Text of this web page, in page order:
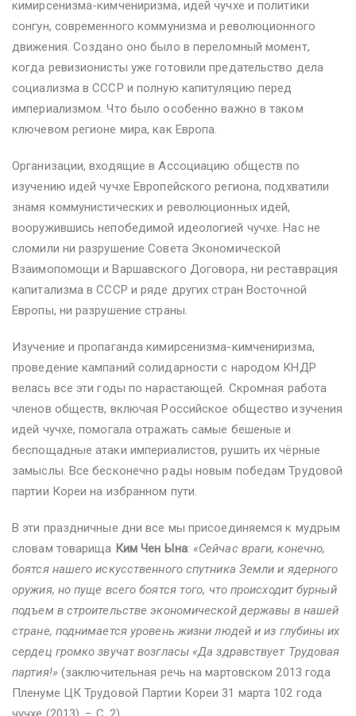
кимирсенизма-кимчениризма, идей чучхе и политики
сонгун, современного коммунизма и революционного
движения. Создано оно было в переломный момент,
когда ревизионисты уже готовили предательство дела
социализма в СССР и полную капитуляцию перед
империализмом. Что было особенно важно в таком
ключевом регионе мира, как Европа.
Организации, входящие в Ассоциацию обществ по
изучению идей чучхе Европейского региона, подхватили
знамя коммунистических и революционных идей,
вооружившись непобедимой идеологией чучхе. Нас не
сломили ни разрушение Совета Экономической
Взаимопомощи и Варшавского Договора, ни реставрация
капитализма в СССР и ряде других стран Восточной
Европы, ни разрушение страны.
Изучение и пропаганда кимирсенизма-кимчениризма,
проведение кампаний солидарности с народом КНДР
велась все эти годы по нарастающей. Скромная работа
членов обществ, включая Российское общество изучения
идей чучхе, помогала отражать самые бешеные и
беспощадные атаки империалистов, рушить их чёрные
замыслы. Все бесконечно рады новым победам Трудовой
партии Кореи на избранном пути.
В эти праздничные дни все мы присоединяемся к мудрым
словам товарища Ким Чен Ына: «Сейчас враги, конечно,
боятся нашего искусственного спутника Земли и ядерного
оружия, но пуще всего боятся того, что происходит бурный
подъем в строительстве экономической державы в нашей
стране, поднимается уровень жизни людей и из глубины их
сердец громко звучат возгласы «Да здравствует Трудовая
партия!» (заключительная речь на мартовском 2013 года
Пленуме ЦК Трудовой Партии Кореи 31 марта 102 года